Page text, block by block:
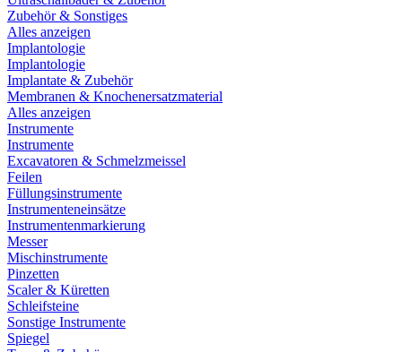
Zubehör & Sonstiges
Alles anzeigen
Implantologie
Implantologie
Implantate & Zubehör
Membranen & Knochenersatzmaterial
Alles anzeigen
Instrumente
Instrumente
Excavatoren & Schmelzmeissel
Feilen
Füllungsinstrumente
Instrumenteneinsätze
Instrumentenmarkierung
Messer
Mischinstrumente
Pinzetten
Scaler & Küretten
Schleifsteine
Sonstige Instrumente
Spiegel